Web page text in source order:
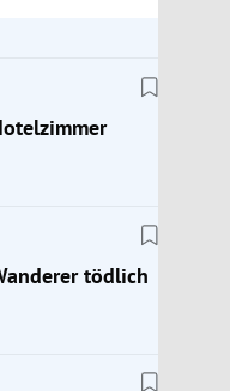
tödlich